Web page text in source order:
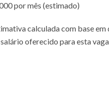
por mês (estimado)
calculada com base
oferecido para esta